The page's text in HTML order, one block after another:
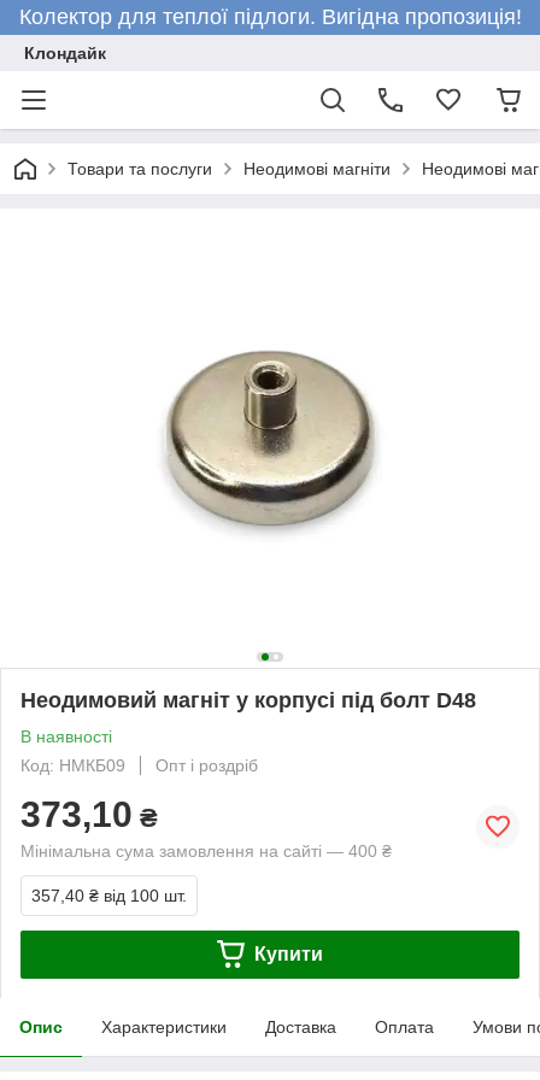
Колектор для теплої підлоги. Вигідна пропозиція!
Клондайк
Товари та послуги Неодимові магніти Неодимові
Неодимовий магніт у корпусі під болт D48
В наявності
Код: НМКБ09
Опт і роздріб
373,10 ₴
Мінімальна сума замовлення на сайті — 400 ₴
357,40 ₴ від 100 шт.
Купити
Опис Характеристики Доставка Оплата Умови